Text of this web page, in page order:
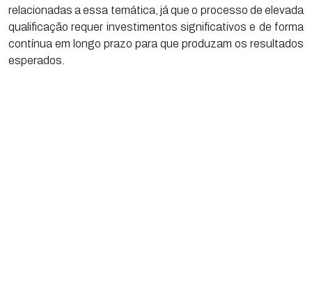
relacionadas a essa temática, já que o processo de elevada
qualificação requer investimentos significativos e de forma
contínua em longo prazo para que produzam os resultados
esperados.